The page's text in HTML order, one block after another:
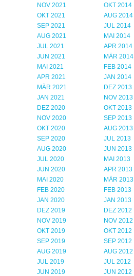
NOV 2021
OKT 2021
SEP 2021
AUG 2021
JUL 2021
JUN 2021
MAI 2021
APR 2021
MÄR 2021
JAN 2021
DEZ 2020
NOV 2020
OKT 2020
SEP 2020
AUG 2020
JUL 2020
JUN 2020
MAI 2020
FEB 2020
JAN 2020
DEZ 2019
NOV 2019
OKT 2019
SEP 2019
AUG 2019
JUL 2019
JUN 2019
OKT 2014
AUG 2014
JUL 2014
MAI 2014
APR 2014
MÄR 2014
FEB 2014
JAN 2014
DEZ 2013
NOV 2013
OKT 2013
SEP 2013
AUG 2013
JUL 2013
JUN 2013
MAI 2013
APR 2013
MÄR 2013
FEB 2013
JAN 2013
DEZ 2012
NOV 2012
OKT 2012
SEP 2012
AUG 2012
JUL 2012
JUN 2012